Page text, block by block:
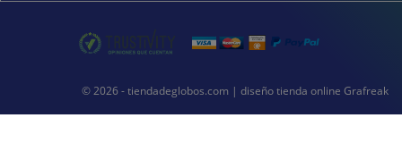
© 2026 - tiendadeglobos.com | diseño tienda online Grafreak